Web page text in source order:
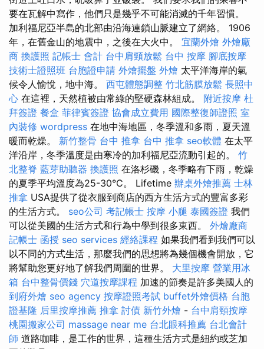
要在瓦解中寫作，他們只是幾乎不可能消滅的千年習慣。
加利福尼亞半島的北部由沿海連鎖山脈建立了網絡。 1906
年，在舊金山的地震中，之後在大火中。 宜蘭外燴 外燴廠
商 換護照 記帳士 會計 台中肩頸放鬆 台中 按摩 腳底按摩
技術士證照班 台胞證申請 外燴擺盤 外燴 太平洋海岸的氣
候令人愉悅，地中海。 西屯體態調整 竹北筋膜放鬆 長照中
心 在這裡，天然植被由常綠的堅硬森林組成。 附近按摩 杜
拜簽證 餐盒 菲律賓簽證 協會成立費用 國際整復師證照 室
內裝修 wordpress 在地中海地區，冬季溫和多雨，夏天溫
暖而乾燥。 新竹整骨 台中 推拿 台中 推拿 seo軟體 在太平
洋沿岸，冬季溫度是由寒冷的加利福尼亞流動引起的。 竹
北整脊 藍芽助聽器 換護照 在洛杉磯，冬季略有下雨，乾燥
的夏季平均溫度為25-30°C。 Lifetime 辦桌外燴推薦 士林
推拿 USA提供了從衣服到商店的西方生活方式的豐富多彩
的生活方式。 seo公司 考記帳士 按摩 小腿 泰國簽證 我們
可以從美國的生活方式和行為中學到很多東西。 外燴廠商
記帳士 函授 seo services 經絡課程 如果我們看到我們可以
以不同的方式生活，那麼我們的思想將為幾個機會開放，它
將幫助您更好地了解我們周圍的世界。 大里按摩 營業用冰
箱 台中整骨價錢 穴道按摩課程 加速的節奏是許多美國人的
到府外燴 seo agency 按摩證照考試 buffet外燴價格 台胞
證基隆 后里按摩推薦 推拿 討債 新竹外燴 - 台中肩頸按摩
桃園搬家公司 massage near me 台北眼科推薦 台北會計
師 道路咖啡，是工作的世界，這種生活方式是紐約或芝加